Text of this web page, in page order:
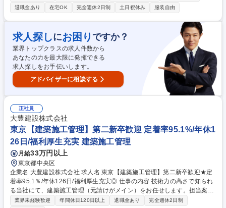
す。入社後は施工管理として必要な資格取得も可能です。 企画書作成や提
案も行うので、デスクワーク7割：現場3割程。幅広い業務に関われます。
※休日出勤あり→振替休日取得 「運転日報記入が面倒くさい」という現場
の声からアプリ導入など、現場の声をもとに積極的にDX化も推進してい
ます。 【キャリア】ゆくゆくは管理職も目指せます。スペシャリストの道
もあるためご自身の希望に合わせてキャリアを決められます。 募集職種
【東京/FM業務】在宅可/作業着＆WEB面接可/年休125日/土日祝休み
退職金あり
在宅OK 完全週休2日制 土日祝休み 服装自由
求人探しにお困り ですか？
業界トップクラスの求人件数から
あなたの力を最大限に発揮できる
求人探しをお手伝いします。
アドバイザーに相談する
正社員
大豊建設株式会社
東京【建築施工管理】第二新卒歓迎 定着率95.1%/年休1
26日/福利厚生充実 建築施工管理
月給33万円以上
東京都中央区
企業名 大豊建設株式会社 求人名 東京【建築施工管理】第二新卒歓迎★定
着率95.1％/年休126日/福利厚生充実◎ 仕事の内容 技術力の高さで知られ
る当社にて、建築施工管理（元請けがメイン）をお任せします。担当案件
は10億円程度のRC・SRC造の集合住宅、オフィスビル、工場施設、福祉
業界未経験歓迎 年間休日120日以上 退職金あり
完全週休2日制